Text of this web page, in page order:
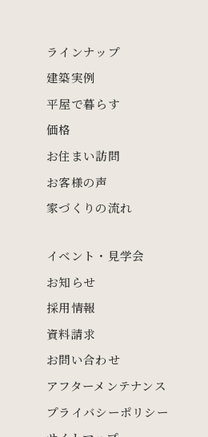
ラインナップ
建築実例
平屋で暮らす
価格
お住まい訪問
お客様の声
家づくりの流れ
イベント・見学会
お知らせ
採用情報
資料請求
お問い合わせ
アフターメンテナンス
プライバシーポリシー